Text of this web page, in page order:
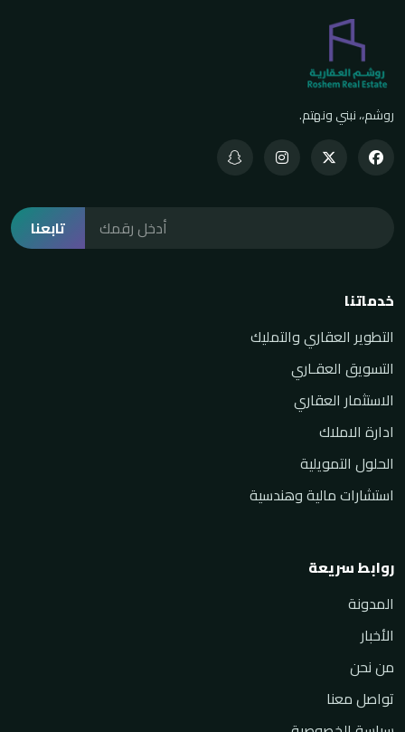
روشم،، نبني ونهتم.
تابعنا
خدماتنا
التطوير العقاري والتمليك
التسويق العقـاري
الاستثمار العقاري
ادارة الاملاك
الحلول التمويلية
استشارات مالية وهندسية
روابط سريعة
المدونة
الأخبار
من نحن
تواصل معنا